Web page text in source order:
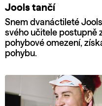
Jools tančí
Snem dvanáctileté
svého učitele postupně
pohybové omezení,
pohybu.